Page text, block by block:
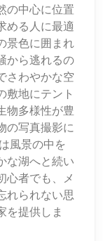
の中心に位置
める人に最適
景色に囲まれ
から逃れるの
さわやかな空
敷地にテント
物多様性が豊
の写真撮影に
風景の中を
な湖へと続い
心者でも、メ
れられない思
を提供しま